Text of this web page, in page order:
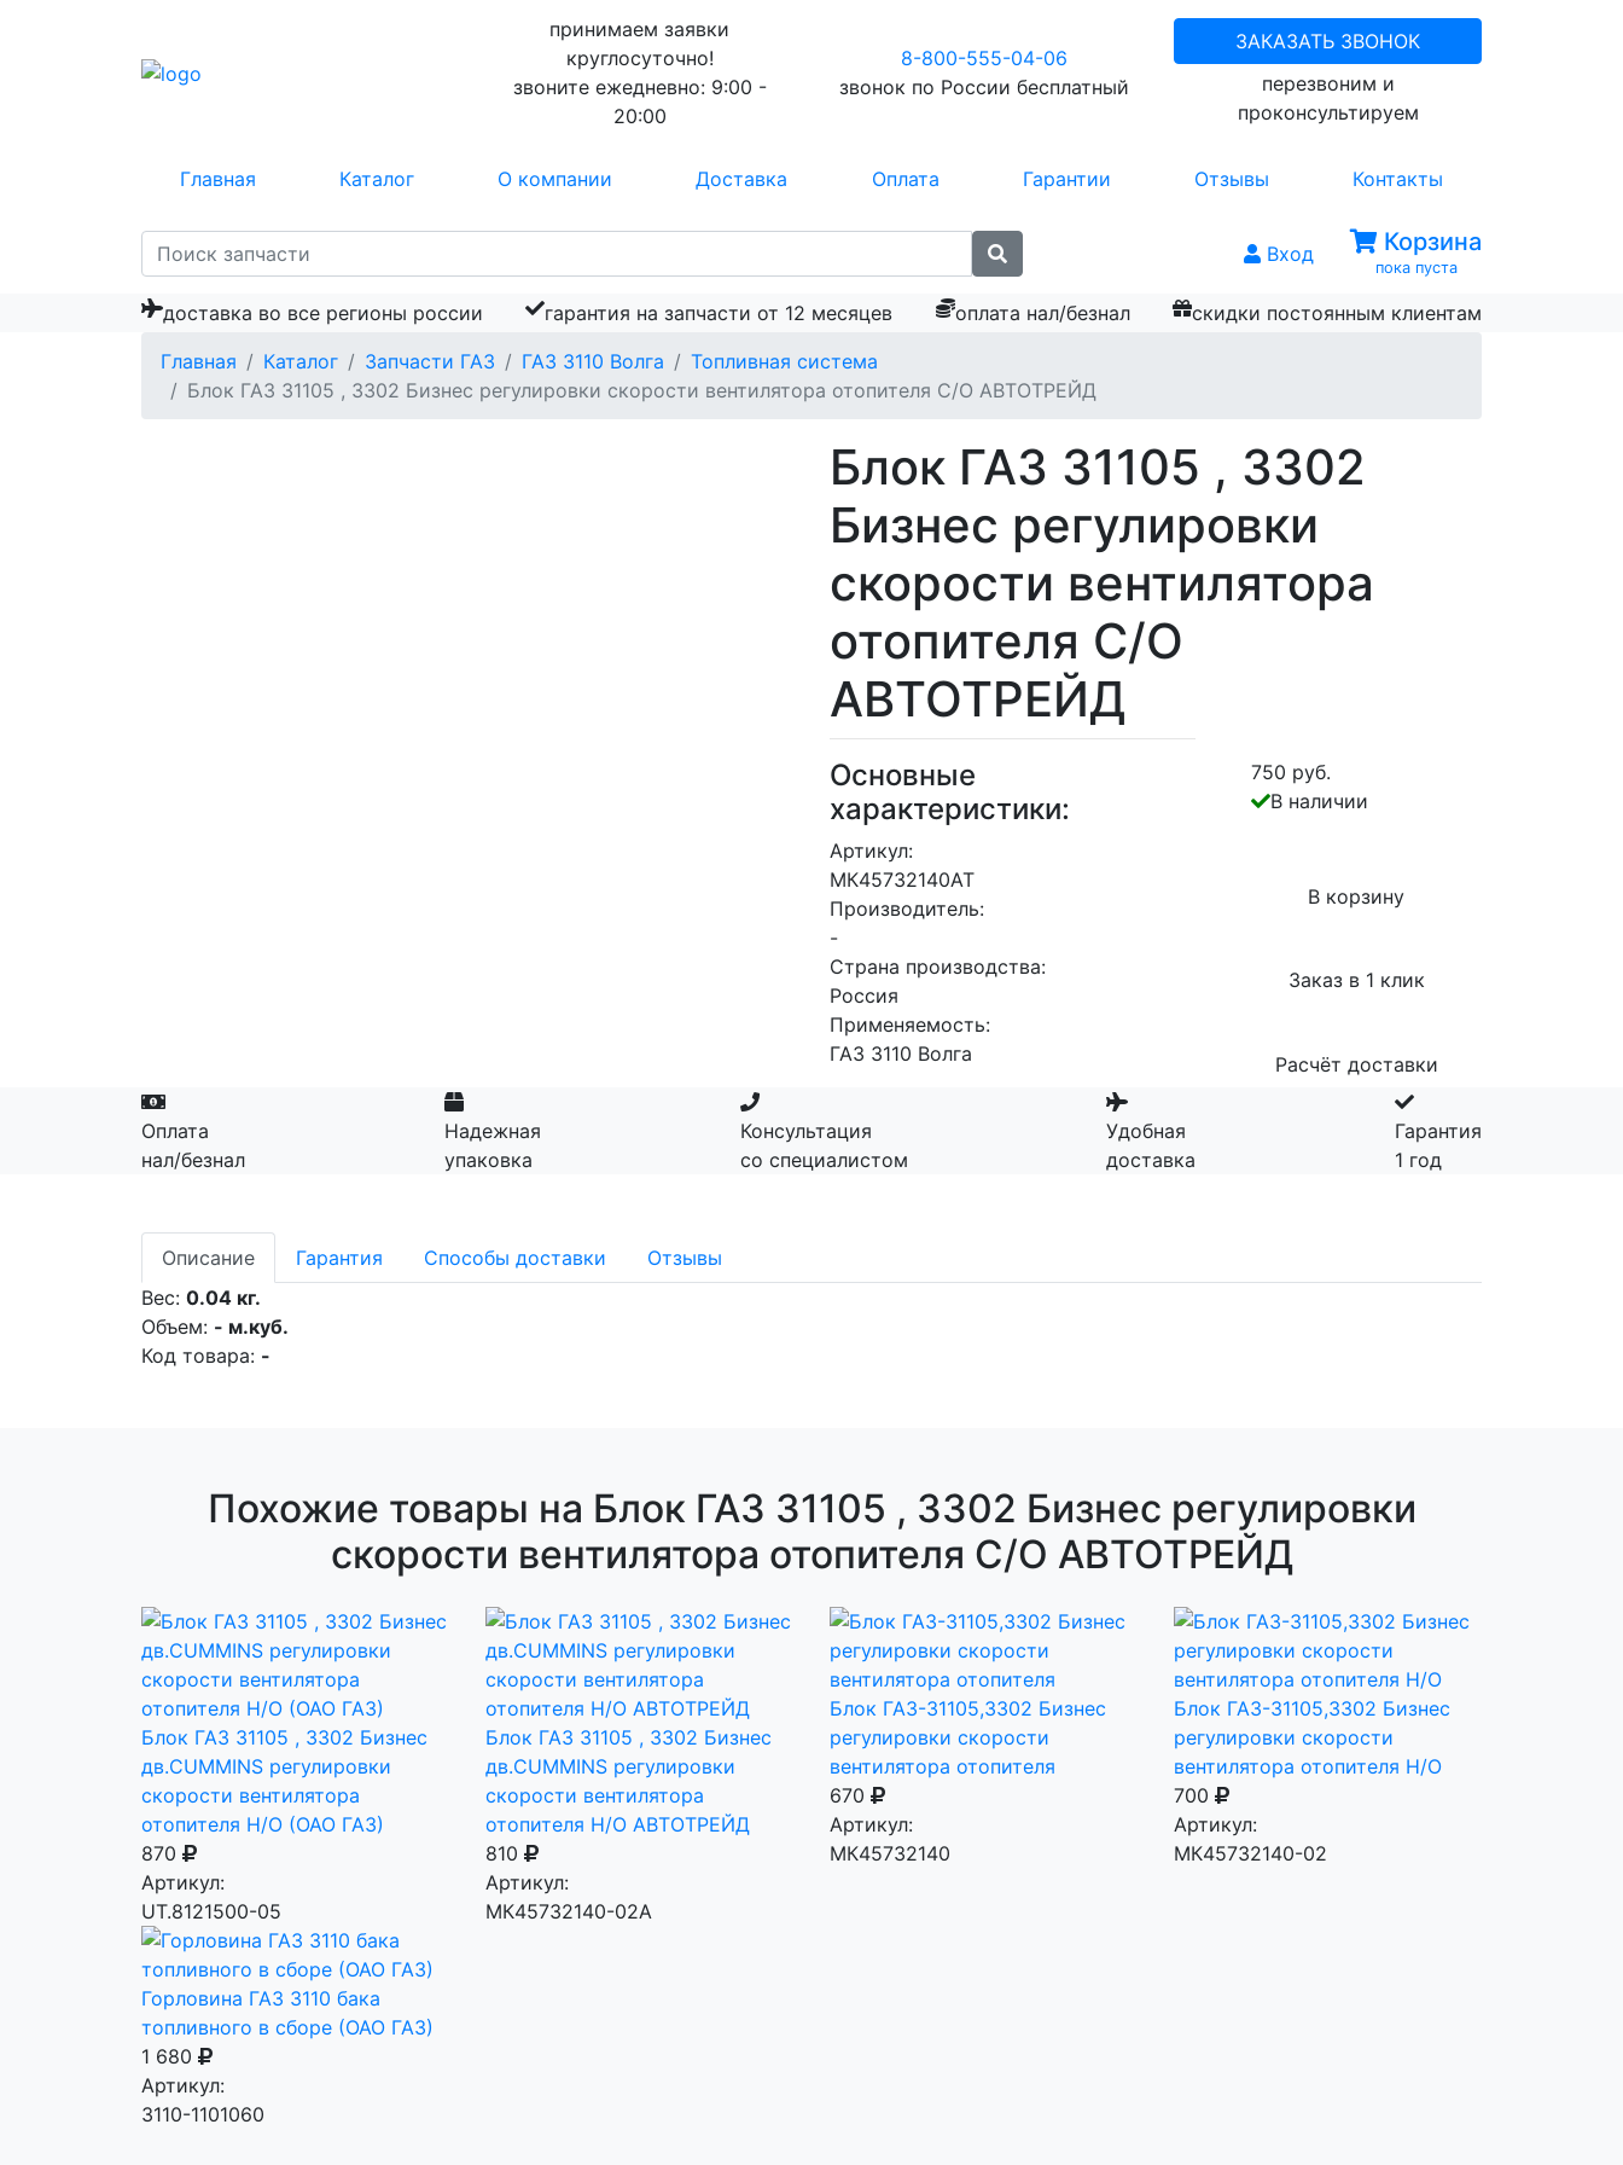
принимаем заявки
круглосуточно!
звоните ежедневно: 9:00 -
20:00
8-800-555-04-06
звонок по России бесплатный
ЗАКАЗАТЬ ЗВОНОК
перезвоним и
проконсультируем
Главная Каталог О компании Доставка Оплата Гарантии Отзывы Контакты
Вход Корзина
пока пуста
доставка во все регионы россии гарантия на запчасти от 12 месяцев оплата нал/безнал
скидки постоянным клиентам
Главная
Каталог Запчасти ГАЗ ГАЗ 3110 Волга
Топливная система
Блок ГАЗ 31105 , 3302 Бизнес регулировки скорости вентилятора отопителя С/О АВТОТРЕЙД
Блок ГАЗ 31105 , 3302
Бизнес регулировки
скорости вентилятора
отопителя С/О
АВТОТРЕЙД
Основные
характеристики:
Артикул:
МК45732140АТ
Производитель:
-
Страна производства:
Россия
Применяемость:
ГАЗ 3110 Волга
750 руб.
В наличии
В корзину
Заказ в 1 клик
Расчёт доставки
Оплата
нал/безнал
Надежная
упаковка
Консультация
со специалистом
Удобная
доставка
Гарантия
1 год
Описание Гарантия Способы доставки
Отзывы
Вес: 0.04 кг.
Объем: - м.куб.
Код товара: -
Похожие товары на Блок ГАЗ 31105 , 3302 Бизнес регулировки
скорости вентилятора отопителя С/О АВТОТРЕЙД
Блок ГАЗ 31105 , 3302 Бизнес
дв.CUMMINS регулировки
скорости вентилятора
отопителя Н/О (ОАО ГАЗ)
870
Артикул:
UT.8121500-05
Блок ГАЗ 31105 , 3302 Бизнес
дв.CUMMINS регулировки
скорости вентилятора
отопителя Н/О АВТОТРЕЙД
810
Артикул:
МК45732140-02А
Блок ГАЗ-31105,3302 Бизнес
регулировки скорости
вентилятора отопителя
670
Артикул:
МК45732140
Блок ГАЗ-31105,3302 Бизнес
регулировки скорости
вентилятора отопителя Н/О
700
Артикул:
МК45732140-02
Горловина ГАЗ 3110 бака
топливного в сборе (ОАО ГАЗ)
1 680
Артикул:
3110-1101060